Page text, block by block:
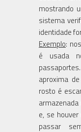
mostrando
sistema
identidade
Exemplo:
é usada
aproxima
rosto é
e, se
passar